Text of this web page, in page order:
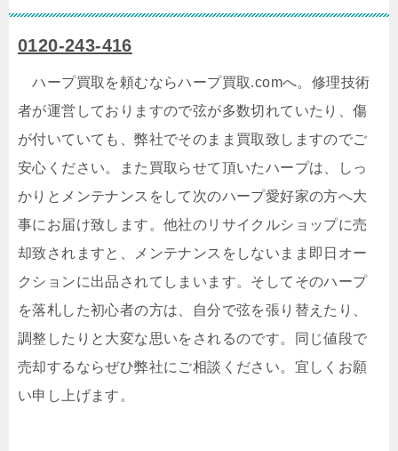
0120-243-416
ハープ買取を頼むならハープ買取.comへ。修理技術
者が運営しておりますので弦が多数切れていたり、傷
が付いていても、弊社でそのまま買取致しますのでご
安心ください。また買取らせて頂いたハープは、しっ
かりとメンテナンスをして次のハープ愛好家の方へ大
事にお届け致します。他社のリサイクルショップに売
却致されますと、メンテナンスをしないまま即日オー
クションに出品されてしまいます。そしてそのハープ
を落札した初心者の方は、自分で弦を張り替えたり、
調整したりと大変な思いをされるのです。同じ値段で
売却するならぜひ弊社にご相談ください。宜しくお願
い申し上げます。